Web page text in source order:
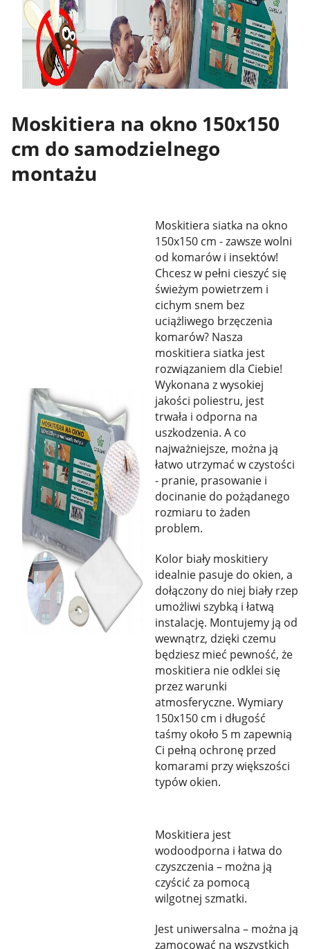
Moskitiera na okno 150x150
cm do samodzielnego
montażu
Moskitiera siatka na okno
150x150 cm - zawsze wolni
od komarów i insektów!
Chcesz w pełni cieszyć się
świeżym powietrzem i
cichym snem bez
uciążliwego brzęczenia
komarów? Nasza
moskitiera siatka jest
rozwiązaniem dla Ciebie!
Wykonana z wysokiej
jakości poliestru, jest
trwała i odporna na
uszkodzenia. A co
najważniejsze, można ją
łatwo utrzymać w czystości
- pranie, prasowanie i
docinanie do pożądanego
rozmiaru to żaden
problem.
Kolor biały moskitiery
idealnie pasuje do okien, a
dołączony do niej biały rzep
umożliwi szybką i łatwą
instalację. Montujemy ją od
wewnątrz, dzięki czemu
będziesz mieć pewność, że
moskitiera nie odklei się
przez warunki
atmosferyczne. Wymiary
150x150 cm i długość
taśmy około 5 m zapewnią
Ci pełną ochronę przed
komarami przy większości
typów okien.
Moskitiera jest
wodoodporna i łatwa do
czyszczenia – można ją
czyścić za pomocą
wilgotnej szmatki.
Jest uniwersalna – można ją
zamocować na wszystkich